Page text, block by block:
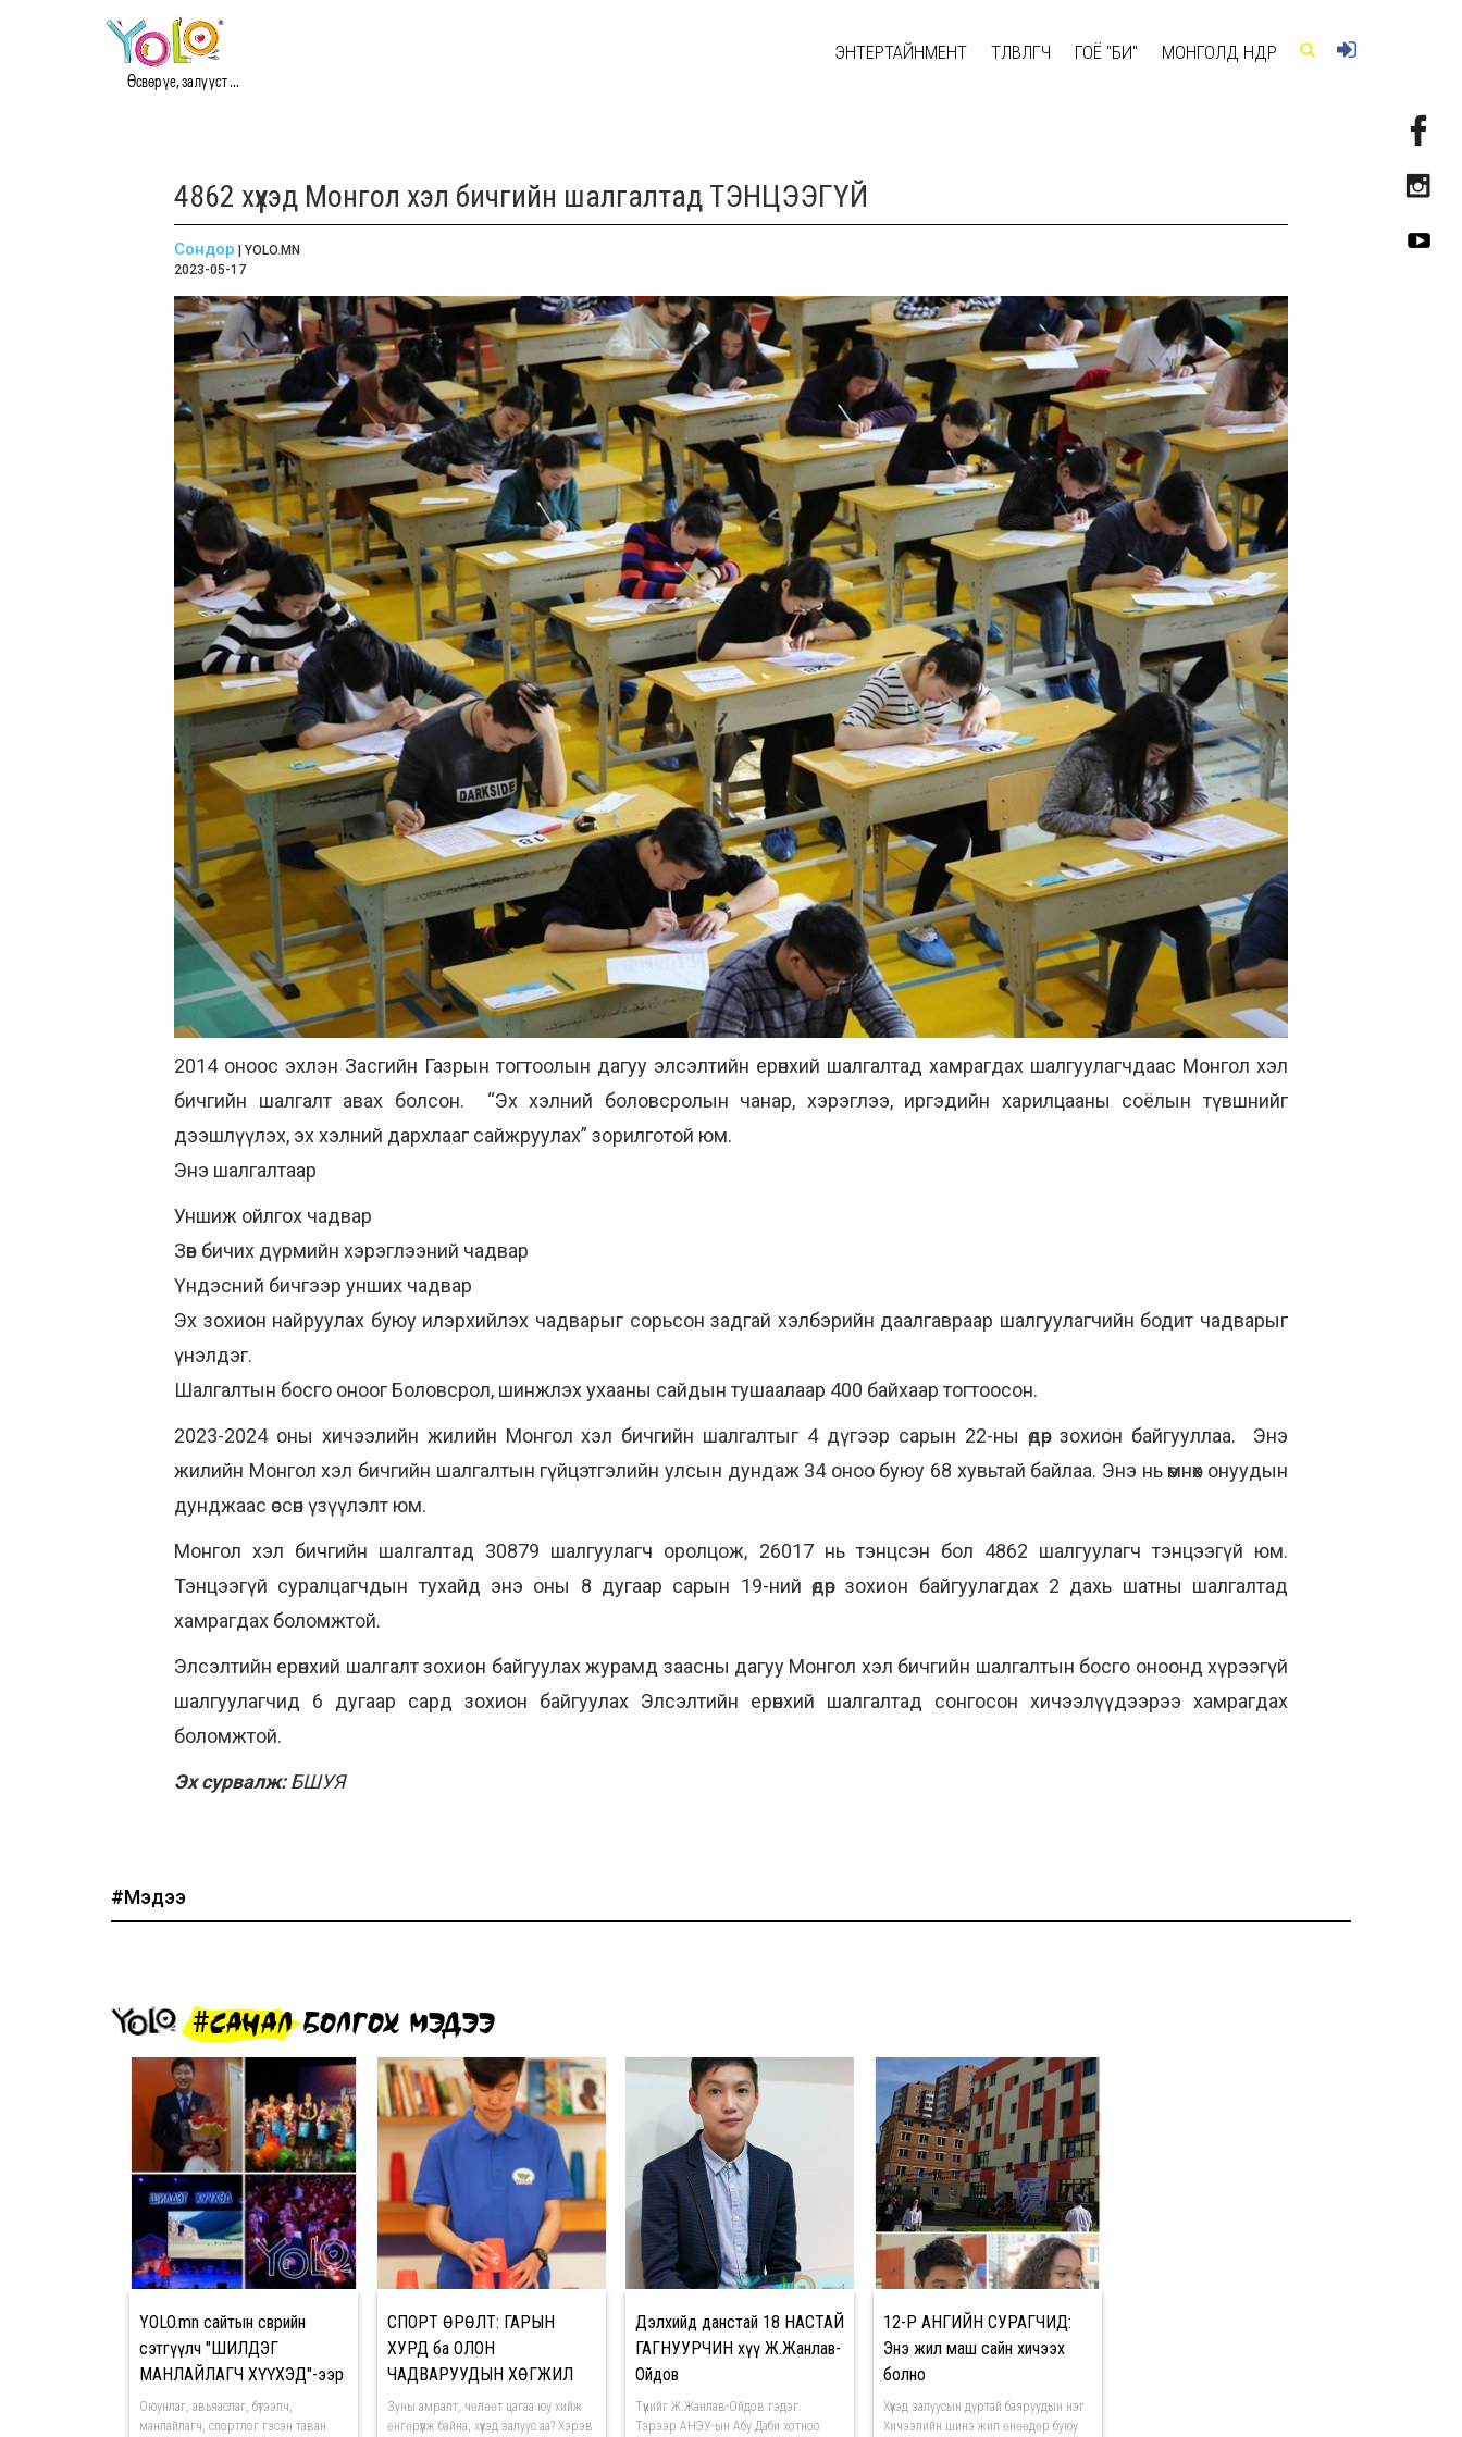
Өсвөр үе, залууст ...
ЭНТЕРТАЙНМЕНТ ТӨЛӨВЛӨГЧ ГОЁ "БИ" МОНГОЛД ӨНӨӨДӨР
4862 хүүхэд Монгол хэл бичгийн шалгалтад ТЭНЦЭЭГҮЙ
Сондор | YOLO.MN
2023-05-17
2014 оноос эхлэн Засгийн Газрын тогтоолын дагуу элсэлтийн ерөнхий шалгалтад хамрагдах шалгуулагчдаас Монгол хэл
бичгийн шалгалт авах болсон. “Эх хэлний боловсролын чанар, хэрэглээ, иргэдийн харилцааны соёлын түвшнийг
дээшлүүлэх, эх хэлний дархлааг сайжруулах” зорилготой юм.
Энэ шалгалтаар
Уншиж ойлгох чадвар
Зөв бичих дүрмийн хэрэглээний чадвар
Үндэсний бичгээр унших чадвар
Эх зохион найруулах буюу илэрхийлэх чадварыг сорьсон задгай хэлбэрийн даалгавраар шалгуулагчийн бодит чадварыг
үнэлдэг.
Шалгалтын босго оноог Боловсрол, шинжлэх ухааны сайдын тушаалаар 400 байхаар тогтоосон.
2023-2024 оны хичээлийн жилийн Монгол хэл бичгийн шалгалтыг 4 дүгээр сарын 22-ны өдөр зохион байгууллаа. Энэ
жилийн Монгол хэл бичгийн шалгалтын гүйцэтгэлийн улсын дундаж 34 оноо буюу 68 хувьтай байлаа. Энэ нь өмнөх онуудын
дунджаас өссөн үзүүлэлт юм.
Монгол хэл бичгийн шалгалтад 30879 шалгуулагч оролцож, 26017 нь тэнцсэн бол 4862 шалгуулагч тэнцээгүй юм.
Тэнцээгүй суралцагчдын тухайд энэ оны 8 дугаар сарын 19-ний өдөр зохион байгуулагдах 2 дахь шатны шалгалтад
хамрагдах боломжтой.
Элсэлтийн ерөнхий шалгалт зохион байгуулах журамд заасны дагуу Монгол хэл бичгийн шалгалтын босго оноонд хүрээгүй
шалгуулагчид 6 дугаар сард зохион байгуулах Элсэлтийн ерөнхий шалгалтад сонгосон хичээлүүдээрээ хамрагдах
боломжтой.
Эх сурвалж:БШУЯ
#Мэдээ
#САНАЛ БОЛГОХ МЭДЭЭ
YOLO.mn сайтын өсвөрийн
сэтгүүлч "ШИЛДЭГ
МАНЛАЙЛАГЧ ХҮҮХЭД"-ээр
шалгарлаа
Оюунлаг, авьяаслаг, бүтээлч,
манлайлагч, спортлог гэсэн таван
СПОРТ ӨРӨЛТ: ГАРЫН
ХУРД ба ОЛОН
ЧАДВАРУУДЫН ХӨГЖИЛ
Зуны амралт, чөлөөт цагаа юу хийж
өнгөрүүлж байна, хүүхэд залуус аа? Хэрэв
Дэлхийд данстай 18 НАСТАЙ
ГАГНУУРЧИН хүү Ж.Жанлав-
Ойдов
Түүнийг Ж.Жанлав-Ойдов гэдэг.
Тэрээр АНЭУ-ын Абу Даби хотноо
12-Р АНГИЙН СУРАГЧИД:
Энэ жил маш сайн хичээх
болно
Хүүхэд залуусын дуртай баяруудын нэг
Хичээлийн шинэ жил өнөөдөр буюу